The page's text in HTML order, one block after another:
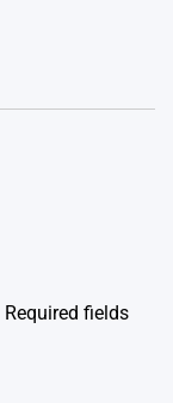
Required fields